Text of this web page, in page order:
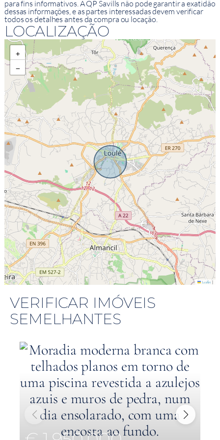
para fins informativos. A QP Savills não pode garantir a exatidão
dessas informações, e as partes interessadas devem verificar
todos os detalhes antes da compra ou locação.
LOCALIZAÇÃO
+
−
Leaflet |
VERIFICAR IMÓVEIS
SEMELHANTES